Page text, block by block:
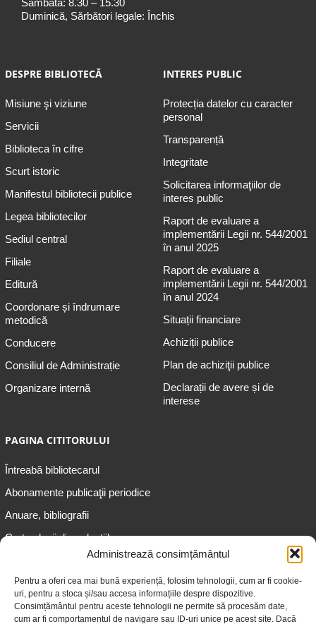
Administrează consimțământul
Pentru a oferi cea mai bună experiență, folosim tehnologii, cum ar fi cookie-
uri, pentru a stoca și/sau accesa informațiile despre dispozitive.
Consimțământul pentru aceste tehnologii ne permite să procesăm date,
cum ar fi comportamentul de navigare sau ID-uri unice pe acest site. Dacă
Sâmbătă: 8.30 – 15.30
Duminică, Sărbători legale: Închis
DESPRE BIBLIOTECĂ
Misiune şi viziune
Servicii
Biblioteca în cifre
Scurt istoric
Manifestul bibliotecii publice
Legea bibliotecilor
Sediul central
Filiale
Editură
Coordonare și îndrumare
metodică
Conducere
Consiliul de Administrație
Organizare internă
INTERES PUBLIC
Protecția datelor cu caracter
personal
Transparență
Integritate
Solicitarea informaţiilor de
interes public
Raport de evaluare a
implementării Legii nr. 544/2001
în anul 2025
Raport de evaluare a
implementării Legii nr. 544/2001
în anul 2024
Situații financiare
Achiziții publice
Plan de achiziţii publice
Declarații de avere și de
interese
PAGINA CITITORULUI
Întreabă bibliotecarul
Abonamente publicaţii periodice
Anuare, bibliografii
Cartea lunii din colecțiile
Informații pentru adolescenți
Informații pentru adulți